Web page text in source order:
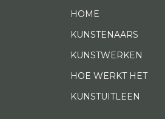
HOME
KUNSTENAARS
KUNSTWERKEN
HOE WERKT HET
KUNSTUITLEEN